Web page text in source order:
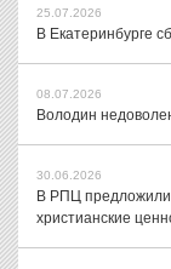
25.07.2026
В Екатеринбурге
08.07.2026
Володин
30.06.2026
В РПЦ предложили
христианские